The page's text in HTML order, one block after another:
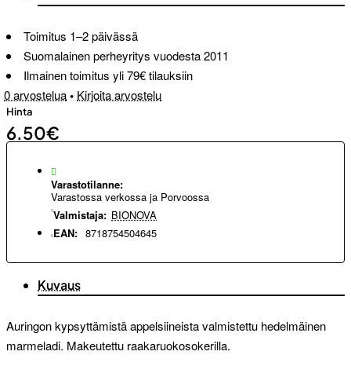
Toimitus 1–2 päivässä
Suomalainen perheyritys vuodesta 2011
Ilmainen toimitus yli 79€ tilauksiin
0 arvostelua• Kirjoita arvostelu
Hinta
6.50€
Varastotilanne:
Varastossa verkossa ja Porvoossa
Valmistaja: BIONOVA
EAN: 8718754504645
Kuvaus
Auringon kypsyttämistä appelsiineista valmistettu hedelmäinen
marmeladi. Makeutettu raakaruokosokerilla.